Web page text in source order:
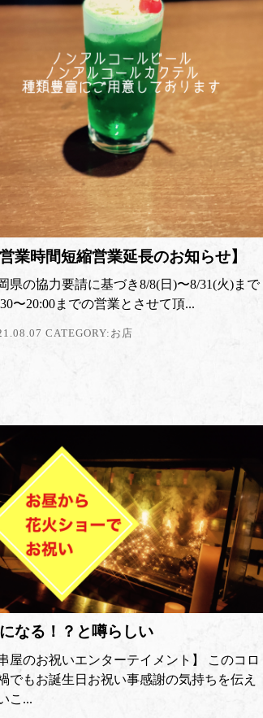
営業時間短縮営業延長のお知らせ】
県の協力要請に基づき8/8(日)〜8/31(火)まで
〜20:00までの営業とさせて頂...
CATEGORY:お店
なる！？と噂らしい
串屋のお祝いエンターテイメント】 このコロ
でもお誕生日お祝い事感謝の気持ちを伝え
こ...